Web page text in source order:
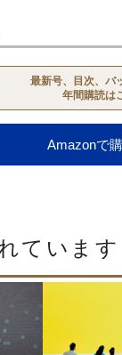
最新号、目次、バ
年間購読は
Amazonで
ています